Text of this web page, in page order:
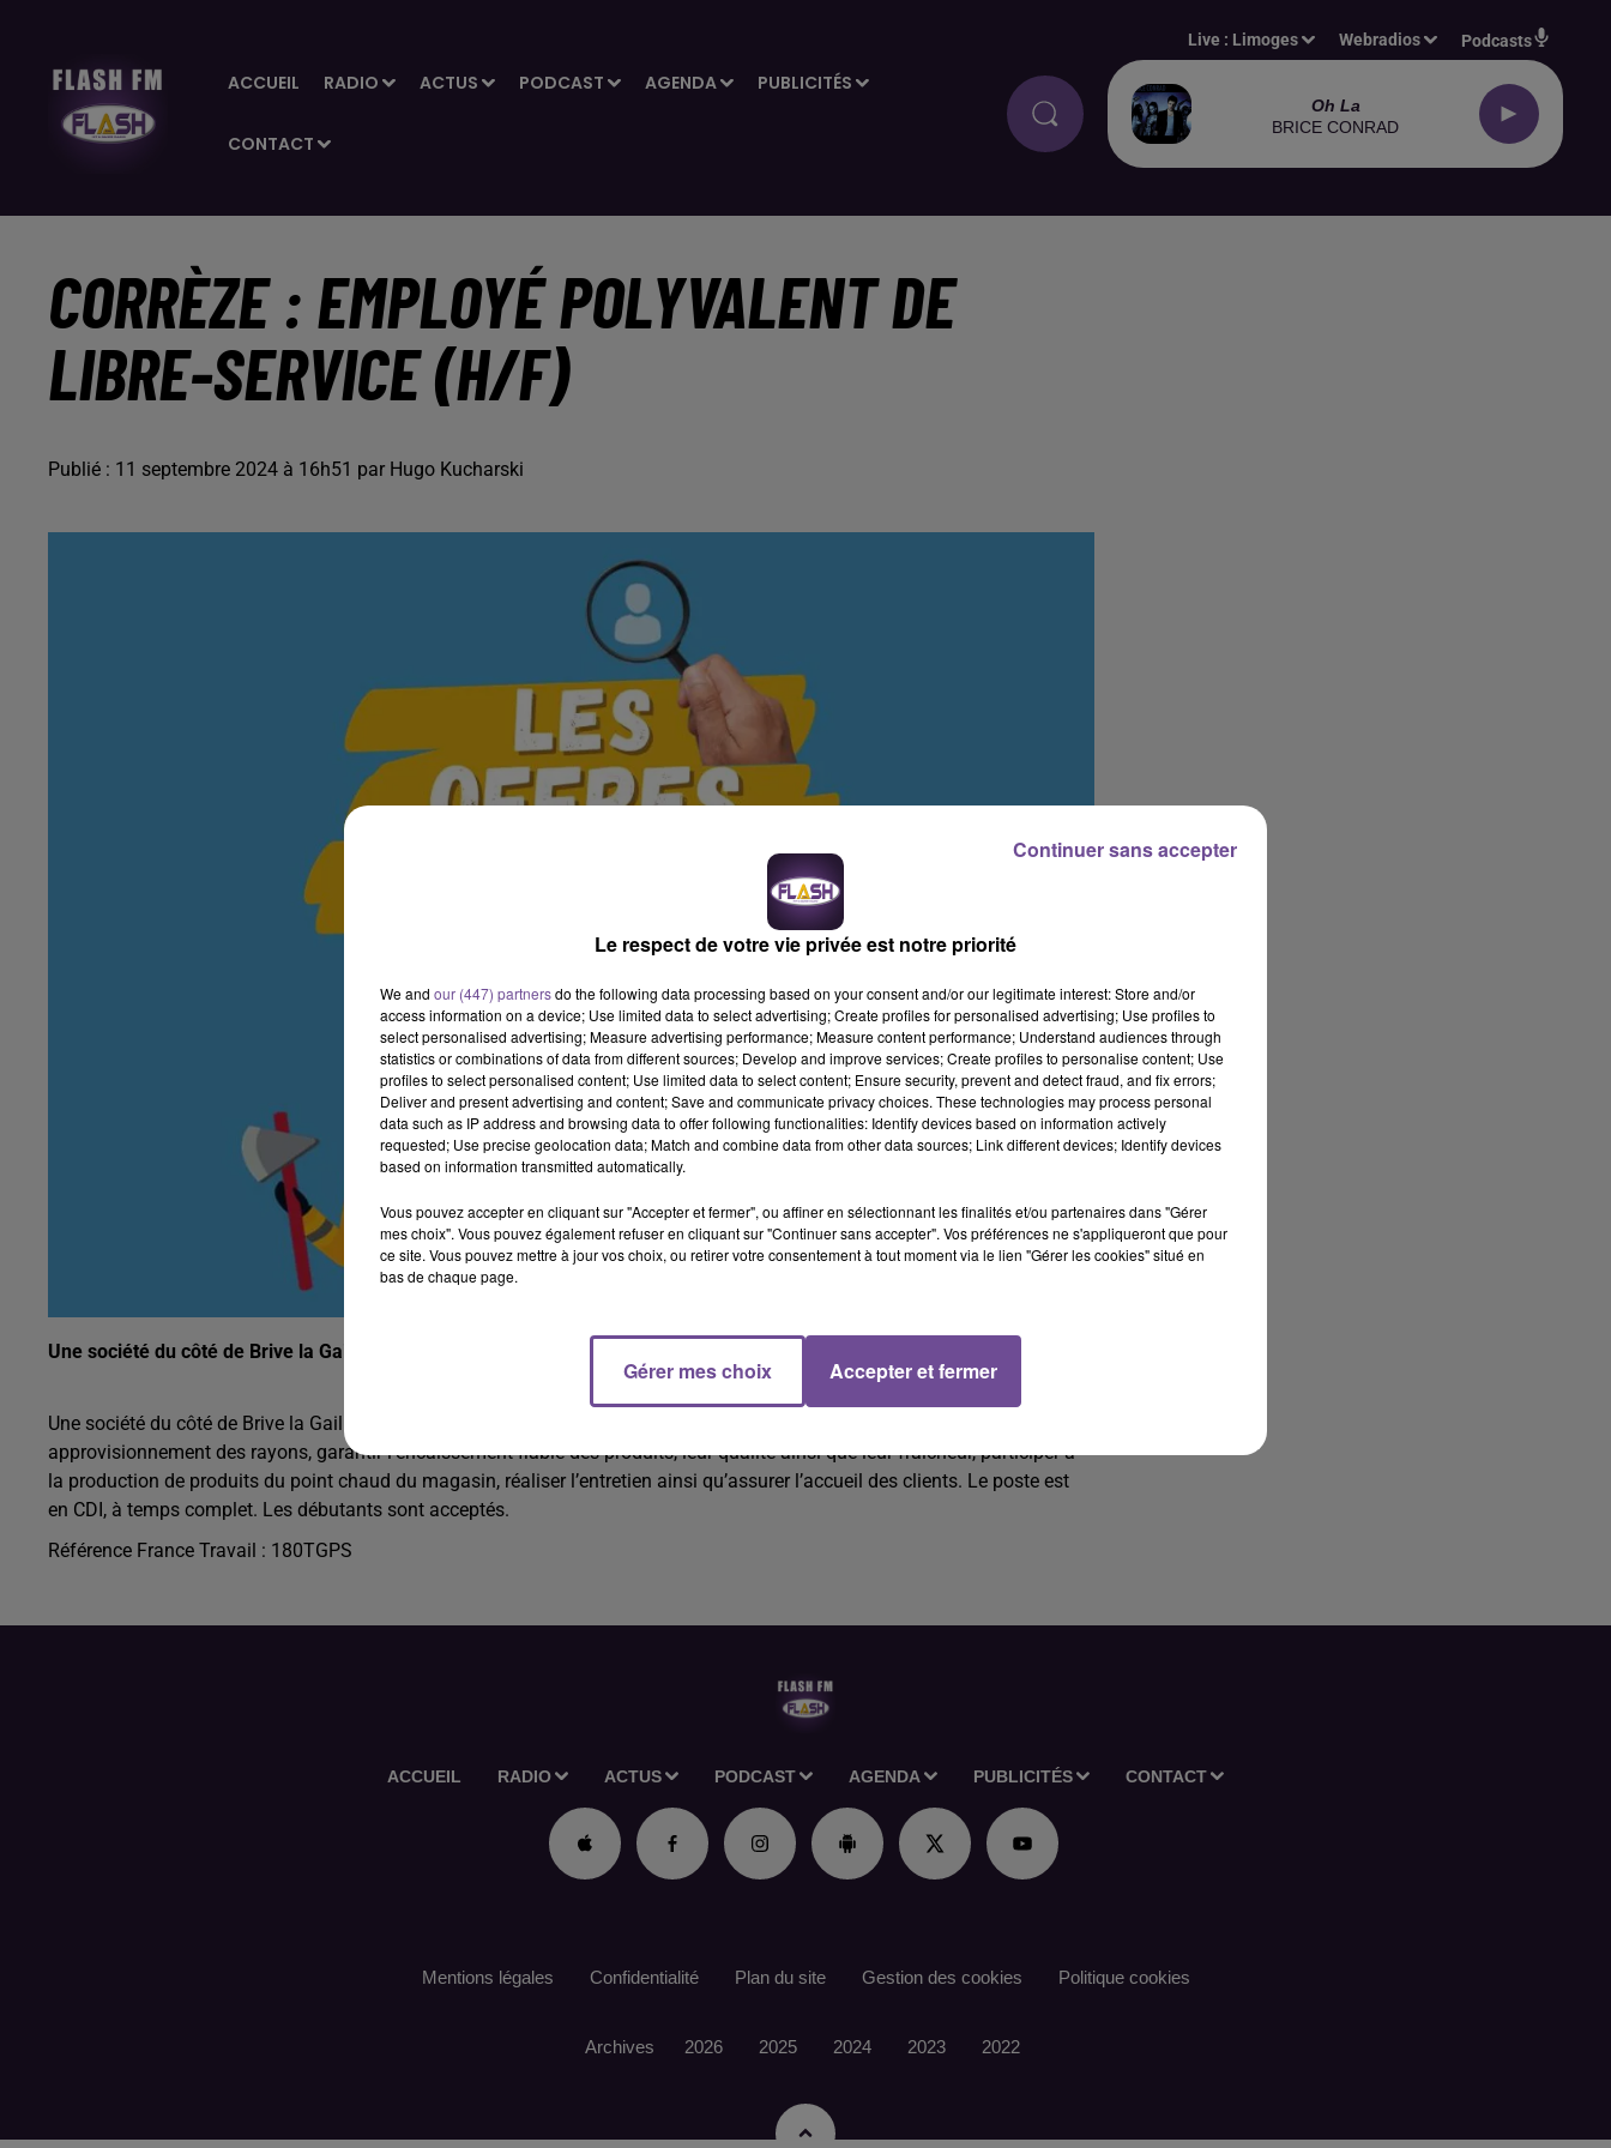
ACCUEIL RADIO ACTUS PODCAST AGENDA PUBLICITÉS
CONTACT
Live : Limoges Webradios Podcasts
Oh La
BRICE CONRAD
CORRÈZE : EMPLOYÉ POLYVALENT DE
LIBRE-SERVICE (H/F)
Publié : 11 septembre 2024 à 16h51 par Hugo Kucharski
Une société du côté de Brive la Gaillarde recherche un Employé polyvalent de libre-service (H/F).
Une société du côté de Brive la Gaillarde recherche un Employé polyvalent de libre-service (H/F). Vous devrez assurer le bon
approvisionnement des rayons, garantir l’encaissement fiable des produits, leur qualité ainsi que leur fraîcheur, participer à
la production de produits du point chaud du magasin, réaliser l’entretien ainsi qu’assurer l’accueil des clients. Le poste est
en CDI, à temps complet. Les débutants sont acceptés.
Référence France Travail : 180TGPS
ACCUEIL RADIO ACTUS PODCAST AGENDA PUBLICITÉS CONTACT
Mentions légales Confidentialité Plan du site Gestion des cookies Politique cookies
Archives 2026 2025 2024 2023 2022
Le respect de votre vie privée est notre priorité
We and our (447) partnersdo the following data processing based on your consent and/or our legitimate interest: Store and/or
access information on a device; Use limited data to select advertising; Create profiles for personalised advertising; Use profiles to
select personalised advertising; Measure advertising performance; Measure content performance; Understand audiences through
statistics or combinations of data from different sources; Develop and improve services; Create profiles to personalise content; Use
profiles to select personalised content; Use limited data to select content; Ensure security, prevent and detect fraud, and fix errors;
Deliver and present advertising and content; Save and communicate privacy choices. These technologies may process personal
data such as IP address and browsing data to offer following functionalities: Identify devices based on information actively
requested; Use precise geolocation data; Match and combine data from other data sources; Link different devices; Identify devices
based on information transmitted automatically.
Vous pouvez accepter en cliquant sur "Accepter et fermer", ou affiner en sélectionnant les finalités et/ou partenaires dans "Gérer
mes choix". Vous pouvez également refuser en cliquant sur "Continuer sans accepter". Vos préférences ne s'appliqueront que pour
ce site. Vous pouvez mettre à jour vos choix, ou retirer votre consentement à tout moment via le lien "Gérer les cookies" situé en
bas de chaque page.
Gérer mes choix Accepter et fermer
Continuer sans accepter